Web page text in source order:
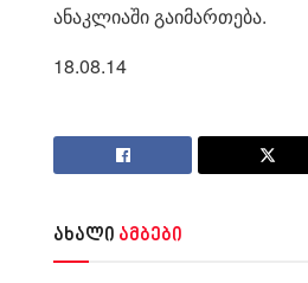
ანაკლიაში გაიმართება.
18.08.14
ახალი ამბები